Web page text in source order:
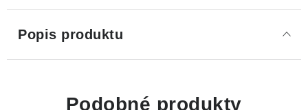
Popis produktu
Podobné produkty